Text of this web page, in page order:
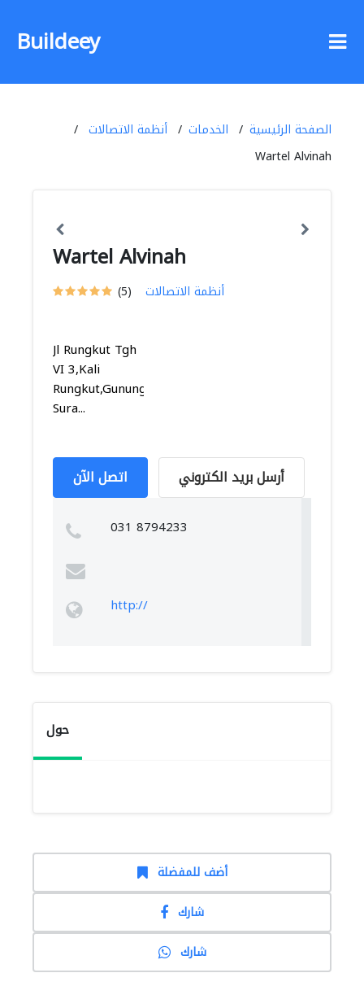
Buildeey
الصفحة الرئيسية الخدمات
أنظمة الاتصالات
Wartel Alvinah
Wartel Alvinah
(5) أنظمة الاتصالات
Jl Rungkut Tgh
VI 3,Kali
Rungkut,Gununganyar,
Sura...
اتصل الآن أرسل بريد الكتروني
031 8794233
http://
حول
أضف للمفضلة
شارك
شارك